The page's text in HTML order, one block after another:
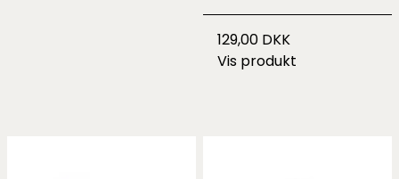
129,00 DKK
Vis produkt